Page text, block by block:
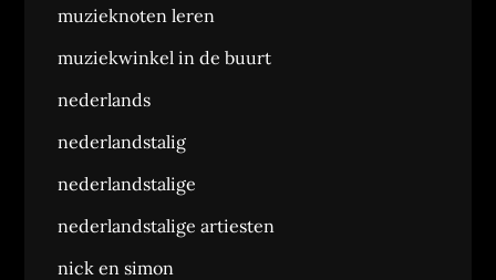
muzieknoten leren
muziekwinkel in de buurt
nederlands
nederlandstalig
nederlandstalige
nederlandstalige artiesten
nick en simon